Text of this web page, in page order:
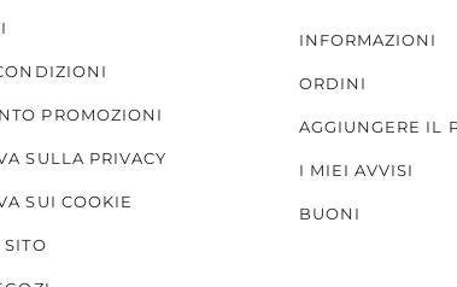
PROMOZIONI
SULLA PRIVACY
SUI COOKIE
SITO
INFORMAZIONI
ORDINI
AGGIUNGERE IL
I MIEI AVVISI
BUONI